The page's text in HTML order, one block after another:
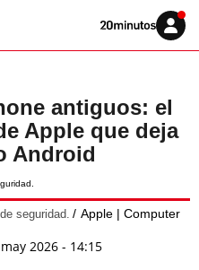
Volver
Iniciar
sesión
antiguos: el
Apple que deja
Android
seguridad.
Apple | Computer
2026 - 14:15